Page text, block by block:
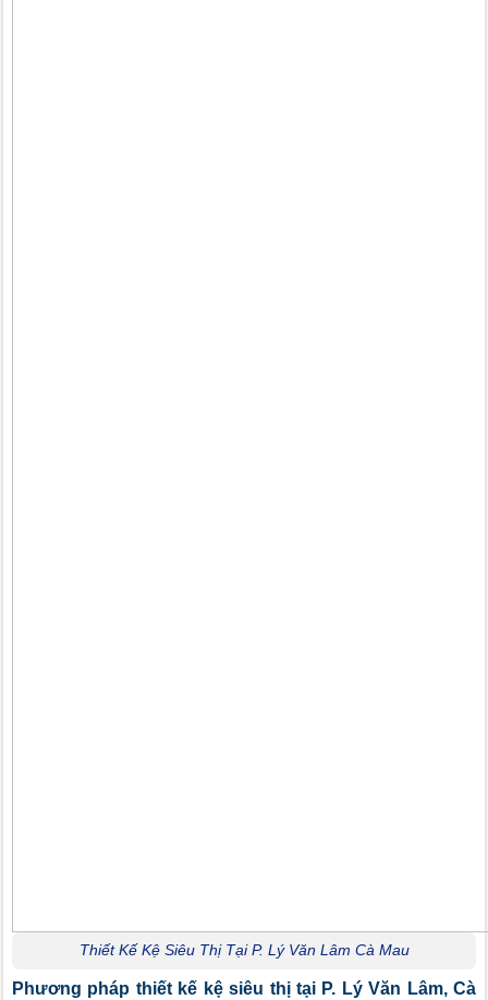
Thiết Kế Kệ Siêu Thị Tại P. Lý Văn Lâm Cà Mau
Phương pháp thiết kế kệ siêu thị tại P. Lý Văn Lâm, Cà